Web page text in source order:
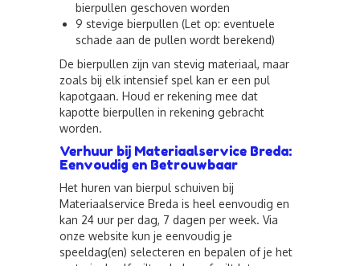
bierpullen geschoven worden
9 stevige bierpullen (Let op: eventuele
schade aan de pullen wordt berekend)
De bierpullen zijn van stevig materiaal, maar
zoals bij elk intensief spel kan er een pul
kapotgaan. Houd er rekening mee dat
kapotte bierpullen in rekening gebracht
worden.
Verhuur bij Materiaalservice Breda:
Eenvoudig en Betrouwbaar
Het huren van bierpul schuiven bij
Materiaalservice Breda is heel eenvoudig en
kan 24 uur per dag, 7 dagen per week. Via
onze website kun je eenvoudig je
speeldag(en) selecteren en bepalen of je het